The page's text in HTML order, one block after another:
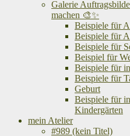
Galerie
machen 🎨✨
Beispiele für
Beispiele für
Beispiele für
Beispiel für
Beispiele für
Beispiele für
Geburt
Beispiele für
Kindergärten
mein Atelier
#989 (kein Titel)